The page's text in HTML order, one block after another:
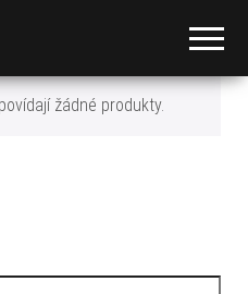
žádné produkty.